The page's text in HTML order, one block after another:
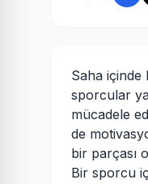
Saha içinde
sporcular
mücadele
de
bir parçası
Bir sporcu